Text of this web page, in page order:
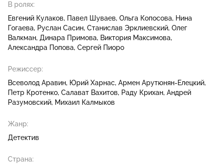
В ролях:
Евгений Кулаков
Павел Шуваев Ольга Копосова Нина
Гогаева Руслан Сасин Станислав Эрклиевский Олег
Валкман Динара Примова Виктория Максимова
Александра Попова Сергей Пиоро
Режиссер:
Всеволод Аравин Юрий Харнас Армен Арутюнян-Елецкий
Петр Кротенко Салават Вахитов Раду Крихан Андрей
Разумовский Михаил Калмыков
Жанр:
Детектив
Страна: